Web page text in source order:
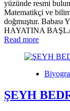
yüzünde resmi
Matematikçi ve bilim
doğmuştur.
HAYATINA
Read more
ŞEYH